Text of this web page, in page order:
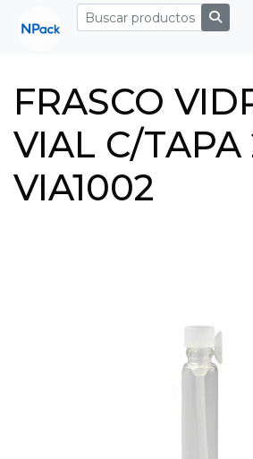
FRASCO
VIAL C/TAPA
VIA1002